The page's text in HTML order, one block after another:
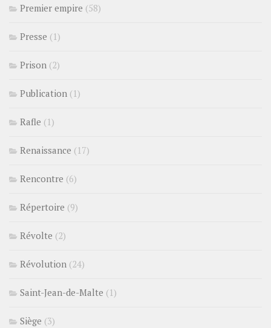
Premier empire (58)
Presse (1)
Prison (2)
Publication (1)
Rafle (1)
Renaissance (17)
Rencontre (6)
Répertoire (9)
Révolte (2)
Révolution (24)
Saint-Jean-de-Malte (1)
Siège (3)